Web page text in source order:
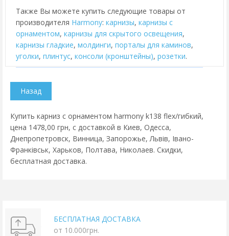
Также Вы можете купить следующие товары от
производителя Harmony: карнизы, карнизы с
орнаментом, карнизы для скрытого освещения,
карнизы гладкие, молдинги, порталы для каминов,
уголки, плинтус, консоли (кронштейны), розетки.
Купить карниз с орнаментом harmony k138 flex/гибкий,
цена 1478,00 грн, с доставкой в Киев, Одесса,
Днепропетровск, Винница, Запорожье, Львів, Івано-
Франківськ, Харьков, Полтава, Николаев. Скидки,
бесплатная доставка.
БЕСПЛАТНАЯ ДОСТАВКА
от 10.000грн.